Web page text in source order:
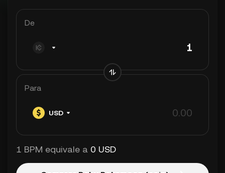
De
Para
USD
1 BPM equivale a 0 USD